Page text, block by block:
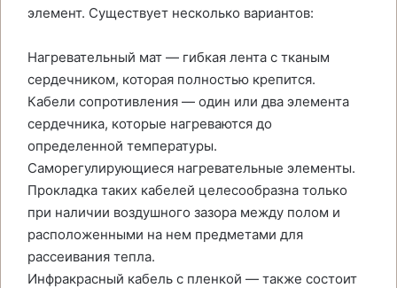
элемент. Существует несколько вариантов:
Нагревательный мат — гибкая лента с тканым
сердечником, которая полностью крепится.
Кабели сопротивления — один или два элемента
сердечника, которые нагреваются до
определенной температуры.
Саморегулирующиеся нагревательные элементы.
Прокладка таких кабелей целесообразна только
при наличии воздушного зазора между полом и
расположенными на нем предметами для
рассеивания тепла.
Инфракрасный кабель с пленкой — также состоит